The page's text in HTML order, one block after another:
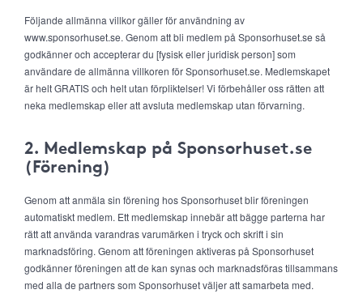
Följande allmänna villkor gäller för användning av
www.sponsorhuset.se. Genom att bli medlem på Sponsorhuset.se så
godkänner och accepterar du [fysisk eller juridisk person] som
användare de allmänna villkoren för Sponsorhuset.se. Medlemskapet
är helt GRATIS och helt utan förpliktelser! Vi förbehåller oss rätten att
neka medlemskap eller att avsluta medlemskap utan förvarning.
2. Medlemskap på Sponsorhuset.se
(Förening)
Genom att anmäla sin förening hos Sponsorhuset blir föreningen
automatiskt medlem. Ett medlemskap innebär att bägge parterna har
rätt att använda varandras varumärken i tryck och skrift i sin
marknadsföring. Genom att föreningen aktiveras på Sponsorhuset
godkänner föreningen att de kan synas och marknadsföras tillsammans
med alla de partners som Sponsorhuset väljer att samarbeta med.